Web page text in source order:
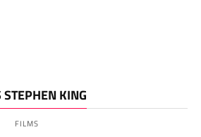
STEPHEN KING
FILMS